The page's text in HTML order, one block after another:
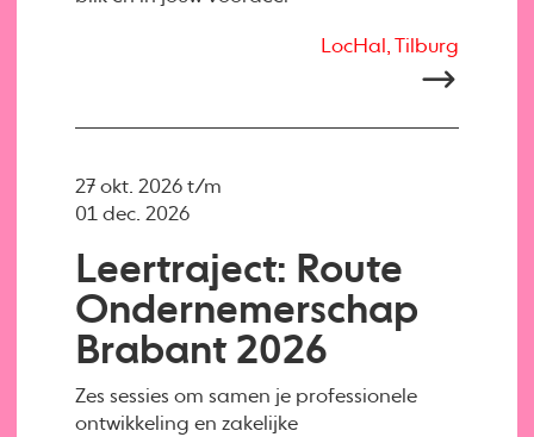
LocHal, Tilburg
Leertraject: Route
Ondernemerschap
Brabant 2026
Zes sessies om samen je professionele
ontwikkeling en zakelijke
27 okt. 2026 t/m
01 dec. 2026